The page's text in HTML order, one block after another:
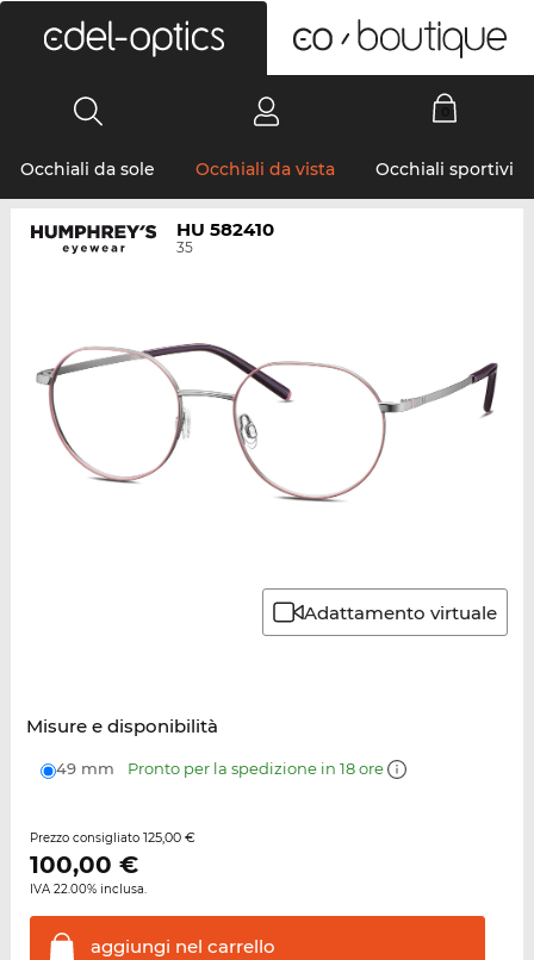
Occhiali da sole Occhiali da vista Occhiali sportivi
HU 582410
35
Adattamento virtuale
Misure e disponibilità
49 mm Pronto per la spedizione in 18 ore
Prezzo consigliato 125,00 €
100,00 €
IVA 22.00% inclusa.
aggiungi nel carrello